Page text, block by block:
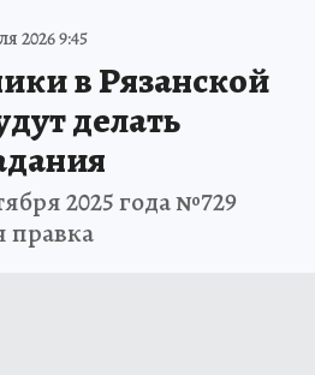
2026 9:45
в Рязанской
делать
2025 года №729
правка